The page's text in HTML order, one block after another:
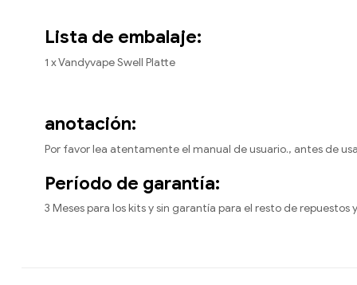
Lista de embalaje:
1 x Vandyvape Swell Platte
anotación:
Por favor lea atentamente el manual de usuario., antes de
Período de garantía:
3 Meses para los kits y sin garantía para el resto de